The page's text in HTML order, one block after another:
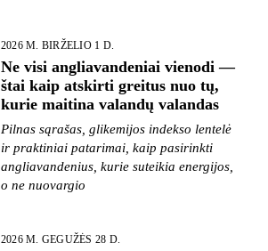
2026 M. BIRŽELIO 1 D.
Ne visi angliavandeniai vienodi —
štai kaip atskirti greitus nuo tų,
kurie maitina valandų valandas
Pilnas sąrašas, glikemijos indekso lentelė
ir praktiniai patarimai, kaip pasirinkti
angliavandenius, kurie suteikia energijos,
o ne nuovargio
2026 M. GEGUŽĖS 28 D.